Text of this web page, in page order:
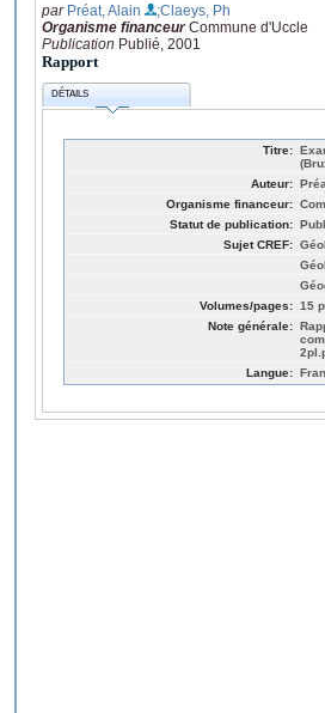
par Préat, Alain
;Claeys, Ph
Organisme financeur Commune d'Uccle
Publication Publié, 2001
Rapport
DÉTAILS
Titre:
Auteur:
Organisme financeur:
Statut de publication:
Sujet CREF:
Volumes/pages: 15 p.
Note générale:
Langue: